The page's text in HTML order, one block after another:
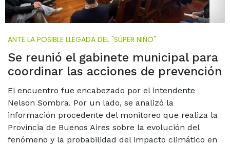
ANTE LA POSIBLE LLEGADA DEL "SÚPER NIÑO"
Se reunió el gabinete municipal para
coordinar las acciones de prevención
El encuentro fue encabezado por el intendente
Nelson Sombra. Por un lado, se analizó la
información procedente del monitoreo que realiza la
Provincia de Buenos Aires sobre la evolución del
fenómeno y la probabilidad del impacto climático en